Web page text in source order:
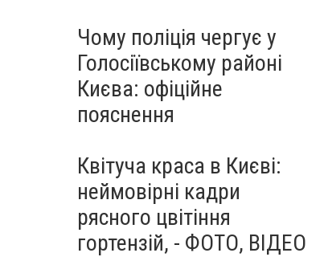
Чому поліція чергує у
Голосіївському районі
Києва: офіційне
пояснення
Квітуча краса в Києві:
неймовірні кадри
рясного цвітіння
гортензій, - ФОТО, ВІДЕО